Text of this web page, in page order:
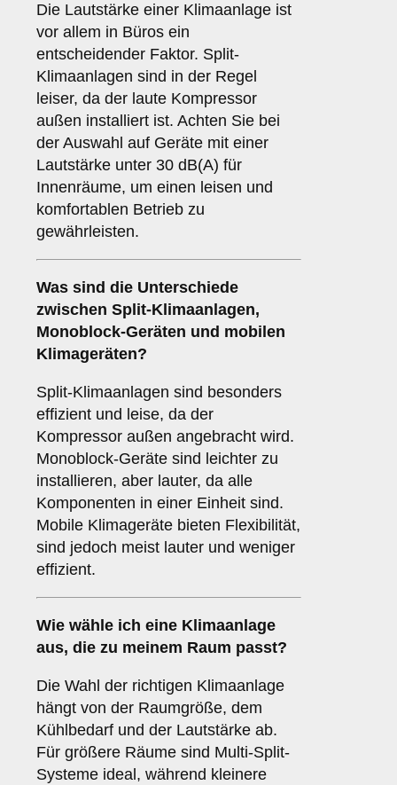
Die Lautstärke einer Klimaanlage ist
vor allem in Büros ein
entscheidender Faktor. Split-
Klimaanlagen sind in der Regel
leiser, da der laute Kompressor
außen installiert ist. Achten Sie bei
der Auswahl auf Geräte mit einer
Lautstärke unter 30 dB(A) für
Innenräume, um einen leisen und
komfortablen Betrieb zu
gewährleisten.
Was sind die Unterschiede
zwischen Split-Klimaanlagen,
Monoblock-Geräten und mobilen
Klimageräten?
Split-Klimaanlagen sind besonders
effizient und leise, da der
Kompressor außen angebracht wird.
Monoblock-Geräte sind leichter zu
installieren, aber lauter, da alle
Komponenten in einer Einheit sind.
Mobile Klimageräte bieten Flexibilität,
sind jedoch meist lauter und weniger
effizient.
Wie wähle ich eine Klimaanlage
aus, die zu meinem Raum passt?
Die Wahl der richtigen Klimaanlage
hängt von der Raumgröße, dem
Kühlbedarf und der Lautstärke ab.
Für größere Räume sind Multi-Split-
Systeme ideal, während kleinere